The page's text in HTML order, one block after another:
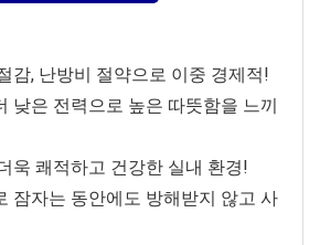
감, 난방비 절약으로 이중 경제적!
낮은 전력으로 높은 따뜻함을 느끼
욱 쾌적하고 건강한 실내 환경!
잠자는 동안에도 방해받지 않고 사